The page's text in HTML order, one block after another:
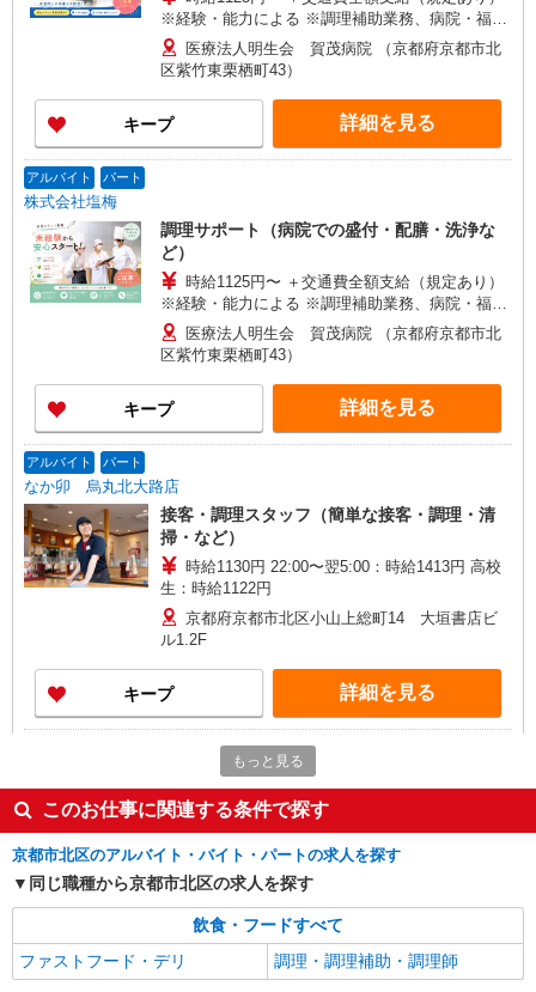
※経験・能力による ※調理補助業務、病院・福祉
施設経験者歓迎！
医療法人明生会 賀茂病院 （京都府京都市北
区紫竹東栗栖町43）
キープ 詳細を見る
アルバイト パート
株式会社塩梅
調理サポート（病院での盛付・配膳・洗浄な
ど）
時給1125円〜 ＋交通費全額支給（規定あり）
※経験・能力による ※調理補助業務、病院・福祉
施設経験者歓迎！
医療法人明生会 賀茂病院 （京都府京都市北
区紫竹東栗栖町43）
キープ 詳細を見る
アルバイト パート
なか卯 烏丸北大路店
接客・調理スタッフ（簡単な接客・調理・清
掃・など）
時給1130円 22:00〜翌5:00：時給1413円 高校
生：時給1122円
京都府京都市北区小山上総町14 大垣書店ビ
ル1.2F
キープ 詳細を見る
玉子焼・お出汁ひまわり 白梅町店
ホール・キッチンスタッフ
一般：時給1150円 学生：時給1140円 高校生：
時給1130円 ※研修3ヵ月程度有（時給1122円）
京都府京都市北区北野白梅町6-1 イズミヤ内5F
詳細を見る
もっと見る
このお仕事に関連する条件で探す
京都市北区のアルバイト・バイト・パートの求人を探す
同じ職種から京都市北区の求人を探す
飲食・フードすべて
ファストフード・デリ
調理・調理補助・調理師